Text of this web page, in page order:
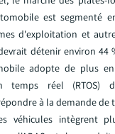
est segmenté
d'exploitation et
détenir environ 44
adopte de plus
temps réel (RTOS)
à la demande de
véhicules intègrent